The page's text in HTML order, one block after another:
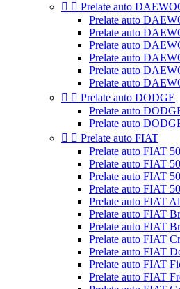
  Prelate auto
Prelate auto
Prelate auto
Prelate auto
Prelate auto
Prelate auto
Prelate auto
  Prelate auto DODGE
Prelate auto
Prelate auto
  Prelate auto FIAT
Prelate auto FIAT
Prelate auto FIAT
Prelate auto FIAT
Prelate auto FIAT
Prelate auto FIAT
Prelate auto FIAT
Prelate auto FIAT
Prelate auto FIAT
Prelate auto FIAT
Prelate auto FIAT
Prelate auto FIAT